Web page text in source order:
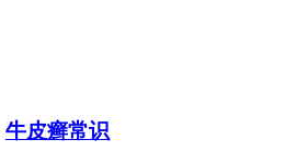
牛皮癣常识